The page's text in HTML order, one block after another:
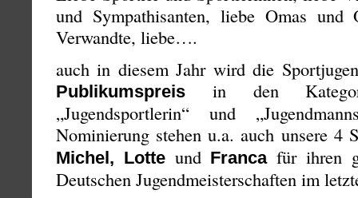
und Sympathisanten, liebe Omas
Verwandte, liebe….
auch in diesem Jahr wird die
Publikumspreis in den
„Jugendsportlerin“ und
Nominierung stehen u.a. auch unsere 4
Michel, Lotteund Francafür ihren
Deutschen Jugendmeisterschaften im